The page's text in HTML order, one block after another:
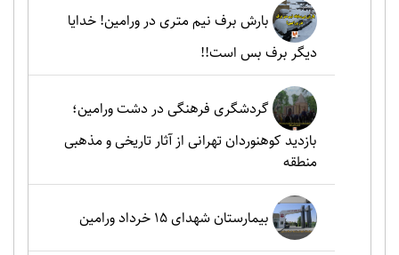
بارش برف نیم متری در ورامین! خدایا
دیگر برف بس است!!
گردشگری فرهنگی در دشت ورامین؛
بازدید کوهنوردان تهرانی از آثار تاریخی و مذهبی
منطقه
بیمارستان شهدای 15 خرداد ورامین